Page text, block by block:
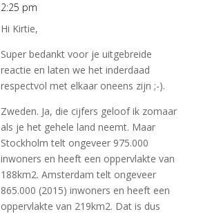
2:25 pm
Hi Kirtie,
Super bedankt voor je uitgebreide
reactie en laten we het inderdaad
respectvol met elkaar oneens zijn ;-).
Zweden. Ja, die cijfers geloof ik zomaar
als je het gehele land neemt. Maar
Stockholm telt ongeveer 975.000
inwoners en heeft een oppervlakte van
188km2. Amsterdam telt ongeveer
865.000 (2015) inwoners en heeft een
oppervlakte van 219km2. Dat is dus